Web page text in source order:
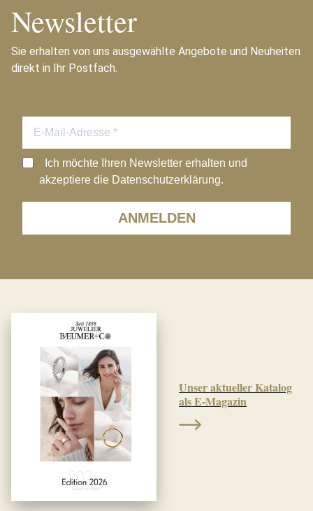
Newsletter
Sie erhalten von uns ausgewählte Angebote und Neuheiten
direkt in Ihr Postfach.
ANMELDEN
Ich möchte Ihren Newsletter erhalten und
akzeptiere die Datenschutzerklärung.
Unser aktueller Katalog
als E-Magazin